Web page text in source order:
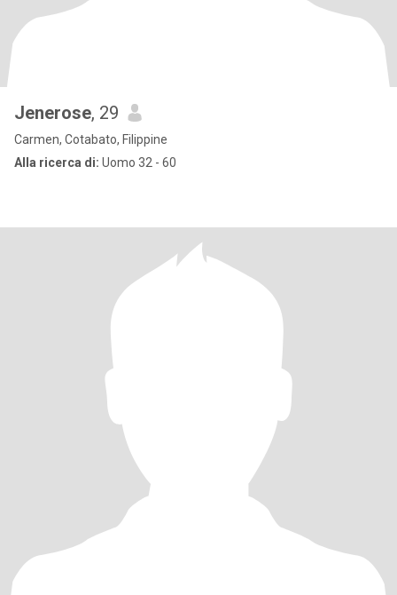
Jenerose, 29
Carmen, Cotabato, Filippine
Alla ricerca di: Uomo 32 - 60